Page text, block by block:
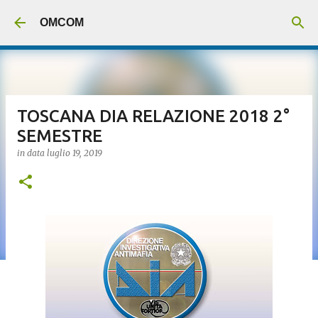
OMCOM
TOSCANA DIA RELAZIONE 2018 2°
SEMESTRE
in data luglio 19, 2019